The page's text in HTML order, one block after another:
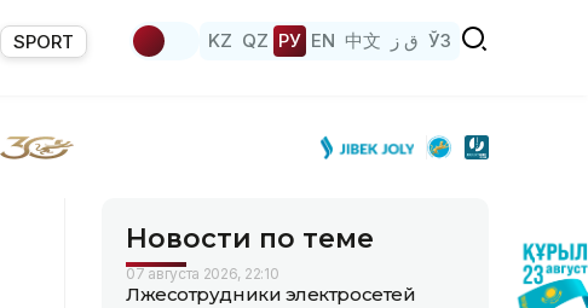
SPORT KZ QZ РУ EN 中文 ق ز ЎЗ
Новости по теме
07 августа 2026, 22:10
Лжесотрудники электросетей